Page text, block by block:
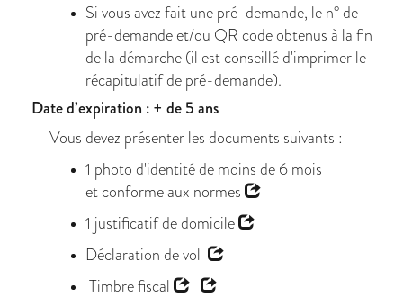
Si vous avez fait une pré-demande, le n° de
pré-demande et/ou QR code obtenus à la fin
de la démarche (il est conseillé d'imprimer le
récapitulatif de pré-demande).
Date d’expiration : + de 5 ans
Vous devez présenter les documents suivants :
1 photo d'identité de moins de 6 mois
et conforme aux normes
1 justificatif de domicile
Déclaration de vol
Timbre fiscal